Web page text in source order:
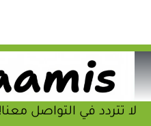
لا تتردد في التواصل